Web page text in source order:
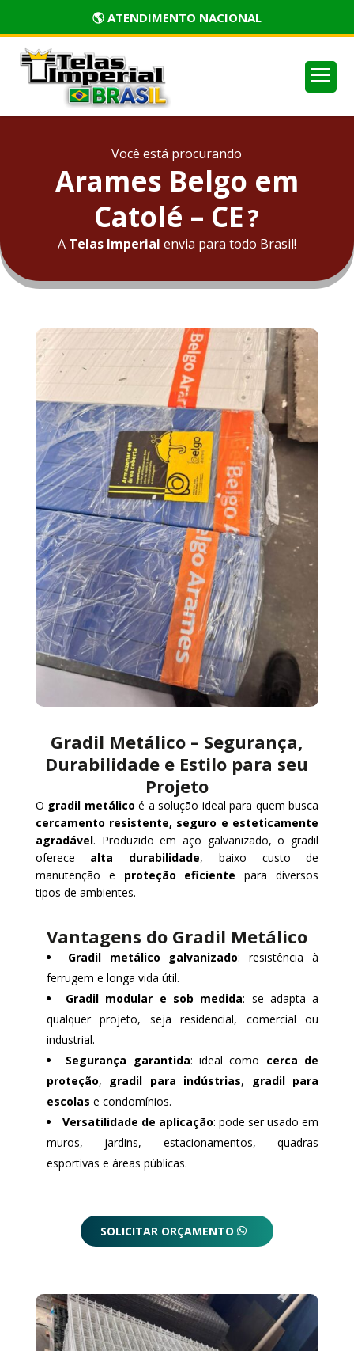
🏅 PRODUTOS CERTIFICADOS
a
Você está procurando
Arames Belgo em
Catolé – CE?
A Telas Imperial envia para todo Brasil!
Gradil Metálico – Segurança,
Durabilidade e Estilo para seu
Projeto
O gradil metálico é a solução ideal para quem busca
cercamento resistente, seguro e esteticamente
agradável. Produzido em aço galvanizado, o gradil
oferece alta durabilidade, baixo custo de
manutenção e proteção eficiente para diversos
tipos de ambientes.
Vantagens do Gradil Metálico
Gradil metálico galvanizado: resistência à
ferrugem e longa vida útil.
Gradil modular e sob medida: se adapta a
qualquer projeto, seja residencial, comercial ou
industrial.
Segurança garantida: ideal como cerca de
proteção, gradil para indústrias, gradil para
escolas e condomínios.
Versatilidade de aplicação: pode ser usado em
muros, jardins, estacionamentos, quadras
esportivas e áreas públicas.
SOLICITAR ORÇAMENTO